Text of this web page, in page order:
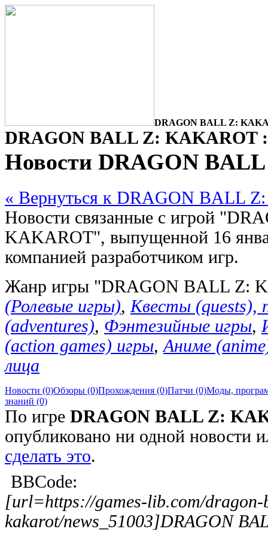
DRAGON BALL Z:
DRAGON BALL Z: KAKAROT
Новости DRAGON
« Вернуться к DRAGON BALL
Новости связанные с игрой
KAKAROT", выпущенной 16
компанией разработчиком игр.
Жанр игры "DRAGON BALL Z:
(Ролевые игры), Квесты (quests),
(adventures), Фэнтезийные игры,
(action games) игры, Аниме
лица
Новости (0)Обзоры (0)Прохождения (0)Патчи (0)Моды,
знаний (0)
По игре DRAGON BALL Z:
опубликовано ни одной новости
сделать это.
BBCode:
[url=https://games-lib.com/
kakarot/news_51003]DRAGON